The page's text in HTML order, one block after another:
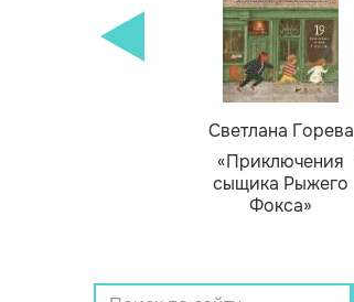
Светлана Горева
«Приключения
сыщика Рыжего
Фокса»